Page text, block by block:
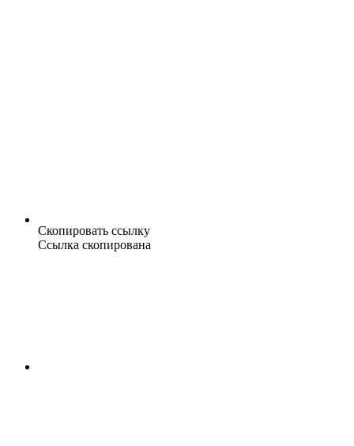
Скопировать ссылку
Ссылка скопирована